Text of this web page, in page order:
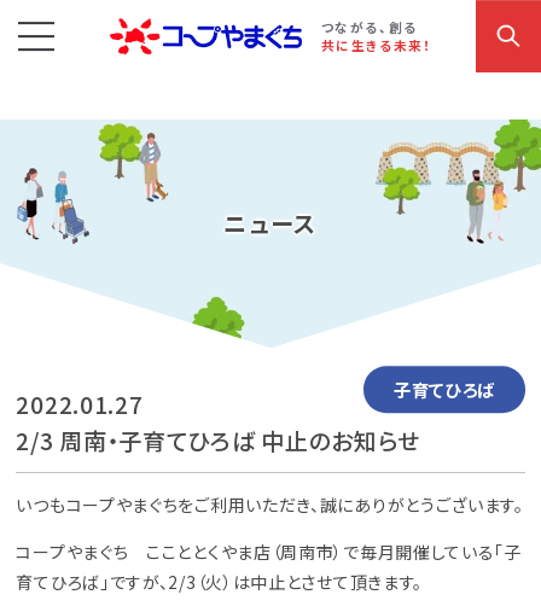
つながる、創る
共に生きる未来！
コープやまぐち お買い物・サービス こだわり商品 参加・イベント情報
ニュース
2022.01.27
2/3 周南・子育てひろば 中止のお知らせ
子育てひろば
いつもコープやまぐちをご利用いただき、誠にありがとうございます。
コープやまぐち ここととくやま店（周南市）で毎月開催している「子
育てひろば」ですが、2/3（火）は中止とさせて頂きます。